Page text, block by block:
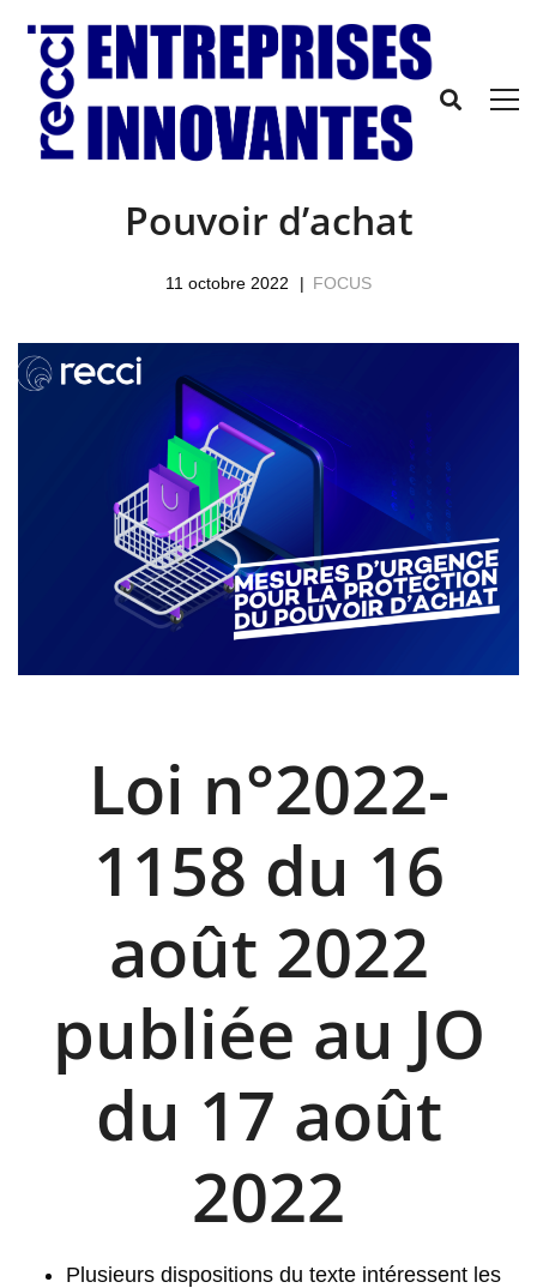
Pouvoir d’achat
11 octobre 2022 FOCUS
Loi n°2022-
1158 du 16
août 2022
publiée au JO
du 17 août
2022
Plusieurs dispositions du texte intéressent les